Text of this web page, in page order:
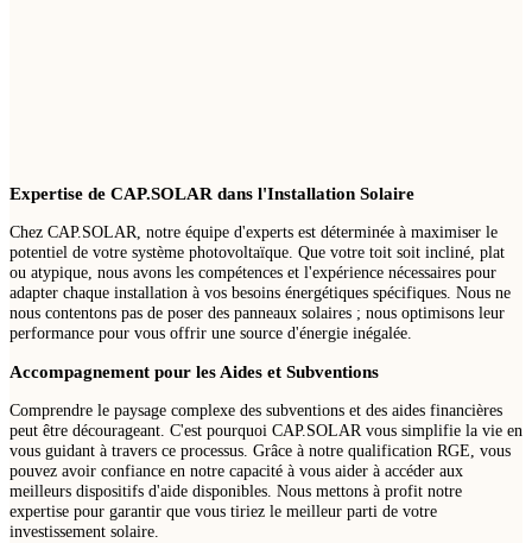
Expertise de CAP.SOLAR dans l'Installation Solaire
Chez CAP.SOLAR, notre équipe d'experts est déterminée à maximiser le
potentiel de votre système photovoltaïque. Que votre toit soit incliné, plat
ou atypique, nous avons les compétences et l'expérience nécessaires pour
adapter chaque installation à vos besoins énergétiques spécifiques. Nous ne
nous contentons pas de poser des panneaux solaires ; nous optimisons leur
performance pour vous offrir une source d'énergie inégalée.
Accompagnement pour les Aides et Subventions
Comprendre le paysage complexe des subventions et des aides financières
peut être décourageant. C'est pourquoi CAP.SOLAR vous simplifie la vie en
vous guidant à travers ce processus. Grâce à notre qualification RGE, vous
pouvez avoir confiance en notre capacité à vous aider à accéder aux
meilleurs dispositifs d'aide disponibles. Nous mettons à profit notre
expertise pour garantir que vous tiriez le meilleur parti de votre
investissement solaire.